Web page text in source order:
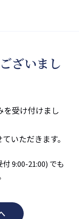
ざいまし
を受け付けまし
いただきます。
9:00-21:00) でも